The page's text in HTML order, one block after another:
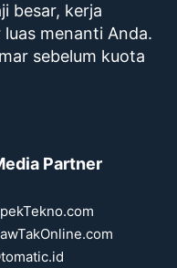
besar, kerja
menanti Anda.
sebelum kuota
Partner